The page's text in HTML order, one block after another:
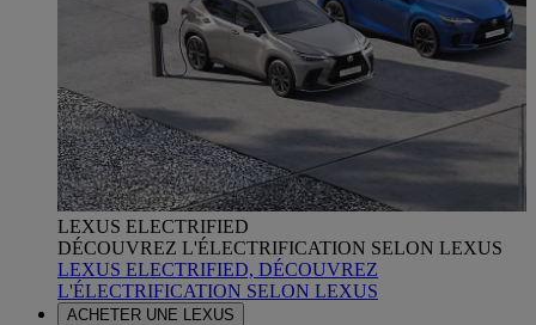
LEXUS ELECTRIFIED
DÉCOUVREZ L'ÉLECTRIFICATION SELON LEXUS
LEXUS ELECTRIFIED, DÉCOUVREZ
L'ÉLECTRIFICATION SELON LEXUS
ACHETER UNE LEXUS